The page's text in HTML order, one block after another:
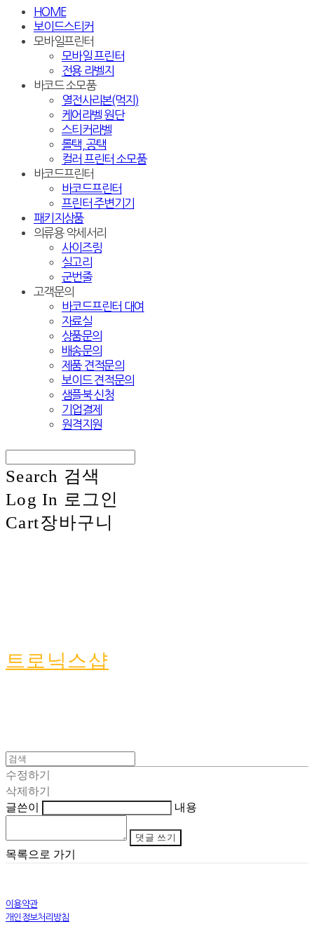
HOME
보이드스티커
모바일프린터
모바일 프린터
전용 라벨지
바코드 소모품
열전사리본(먹지)
케어라벨 원단
스티커라벨
롤택, 공택
컬러 프린터 소모품
바코드프린터
바코드프린터
프린터 주변기기
패키지상품
의류용 악세서리
사이즈링
실고리
군번줄
고객문의
바코드프린터 대여
자료실
상품문의
배송문의
제품 견적문의
보이드 견적문의
샘플북 신청
기업결제
원격지원
Search 검색
Log In 로그인
Cart장바구니
트로닉스샵
수정하기
삭제하기
글쓴이
내용
댓글 쓰기
목록으로 가기
이용약관
개인정보처리방침